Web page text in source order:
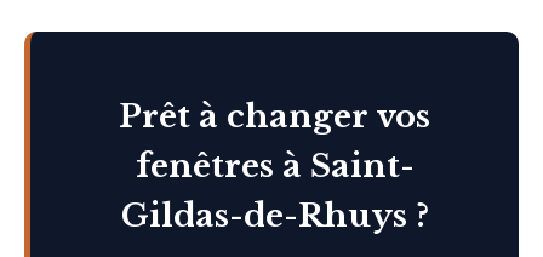
Prêt à changer vos
fenêtres à Saint-
Gildas-de-Rhuys ?